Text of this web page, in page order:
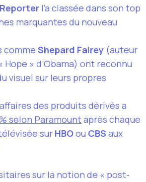
l’a classée dans son top
marquantes du nouveau
comme Shepard Fairey (auteur
Hope » d’Obama) ont reconnu
visuel sur leurs propres
des produits dérivés a
% selon Paramountaprès chaque
sur HBOou CBS aux
sur la notion de « post-